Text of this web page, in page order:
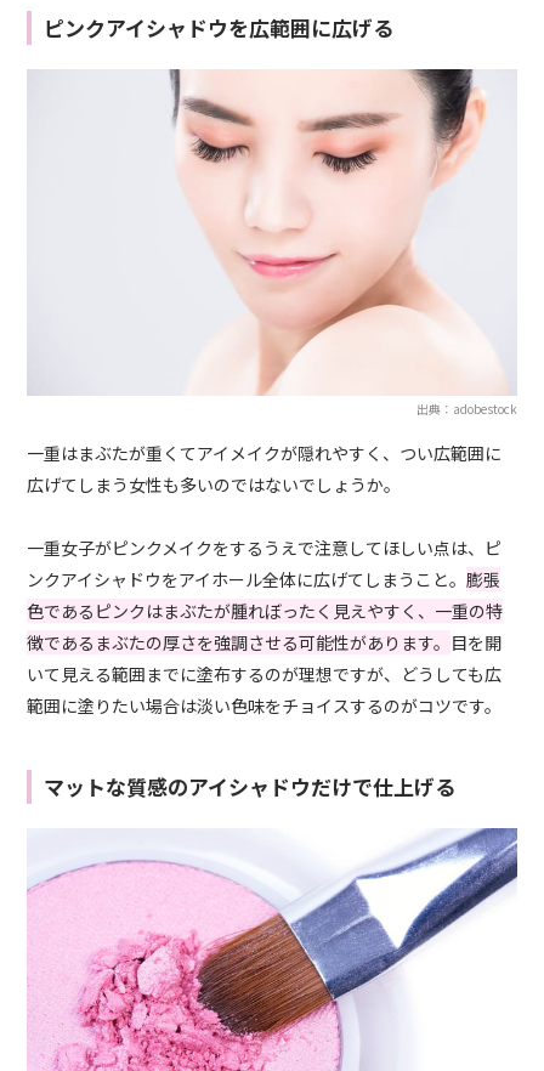
ピンクアイシャドウを広範囲に広げる
出典：adobestock
一重はまぶたが重くてアイメイクが隠れやすく、つい広範囲に
広げてしまう女性も多いのではないでしょうか。
一重女子がピンクメイクをするうえで注意してほしい点は、ピ
ンクアイシャドウをアイホール全体に広げてしまうこと。膨張
色であるピンクはまぶたが腫れぼったく見えやすく、一重の特
徴であるまぶたの厚さを強調させる可能性があります。 目を開
いて見える範囲までに塗布するのが理想ですが、どうしても広
範囲に塗りたい場合は淡い色味をチョイスするのがコツです。
マットな質感のアイシャドウだけで仕上げる